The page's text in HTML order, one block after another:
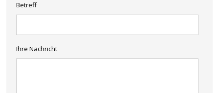
Betreff
Ihre Nachricht